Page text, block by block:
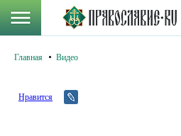
Главная Видео
Нравится